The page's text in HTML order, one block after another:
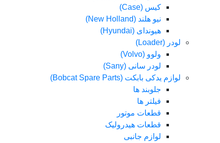
کیس (Case)
نیو هلند (New Holland)
هیوندای (Hyundai)
لودر (Loader)
ولوو (Volvo)
لودر سانی (Sany)
لوازم یدکی بابکت (Bobcat Spare Parts)
جلوبند ها
فیلتر ها
قطعات موتور
قطعات هیدرولیک
لوازم جانبی